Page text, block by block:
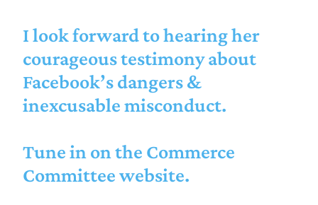
I look forward to hearing her
courageous testimony about
Facebook’s dangers &
inexcusable misconduct.
Tune in on the Commerce
Committee website.